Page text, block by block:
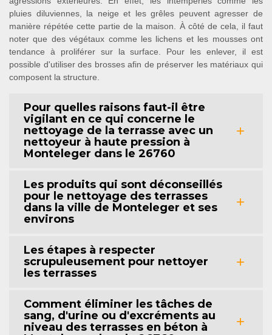
pluies diluviennes, la neige et les grêles peuvent agresser de
manière répétée cette partie de la maison. À côté de cela, il faut
noter que des végétaux comme les lichens et les mousses ont
tendance à proliférer sur la surface. Pour les enlever, il est
possible d'utiliser des brosses afin de préserver les matériaux qui
composent la structure.
Pour quelles raisons faut-il être
vigilant en ce qui concerne le
nettoyage de la terrasse avec un
nettoyeur à haute pression à
Monteleger dans le 26760
Les produits qui sont déconseillés
pour le nettoyage des terrasses
dans la ville de Monteleger et ses
environs
Les étapes à respecter
scrupuleusement pour nettoyer
les terrasses
Comment éliminer les tâches de
sang, d'urine ou d'excréments au
niveau des terrasses en béton à